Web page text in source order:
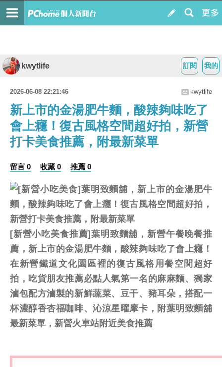
我的
訂閱
kwytlife
2026-06-08 22:21:46 kwytlife
新上市的金湯肥牛麵，酸辣夠味吃了
會上癮！復古風格空間超好拍，新營
打卡美食推薦，附最新菜單
留言 0 收藏 0 推薦 0
[新營小吃美食推薦]葉明致麵舖，新營午餐晚餐推
薦，新上市的金湯肥牛麵，酸辣夠味吃了會上癮！
在新營鐵道文化園區裡的復古風格用餐空間超好
拍，吃貨朋友推薦必點人氣第一名的麻麻麵、獨家
滷包配方滷製的新鮮蔬菜、豆干、豬耳朵，搭配一
杯濃醇香杏福咖啡、沁涼星曜摩卡，附葉明致麵舖
最新菜單，新營火車站附近美食推薦